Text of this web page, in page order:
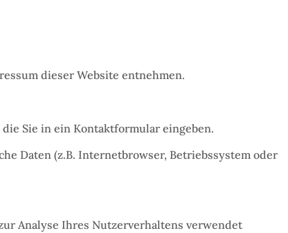
dieser Website entnehmen.
Sie in ein Kontaktformular eingeben.
Daten (z.B. Internetbrowser, Betriebssystem oder
Analyse Ihres Nutzerverhaltens verwendet